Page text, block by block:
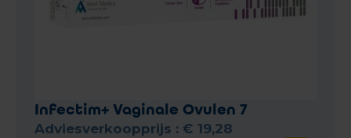
Infectim+ Vaginale Ovulen 7
Adviesverkoopprijs : € 19,28